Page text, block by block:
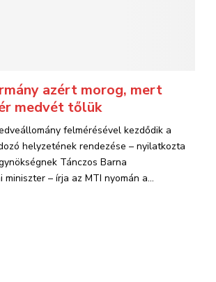
azért morog, mert
medvét tőlük
felmérésével kezdődik a
helyzetének rendezése – nyilatkozta
Tánczos Barna
– írja az MTI nyomán a...